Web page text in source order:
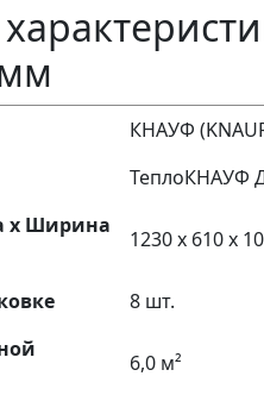
КНАУФ
ТеплоКНАУФ
х Ширина
1230 х 610 х
8 шт.
6,0 м²